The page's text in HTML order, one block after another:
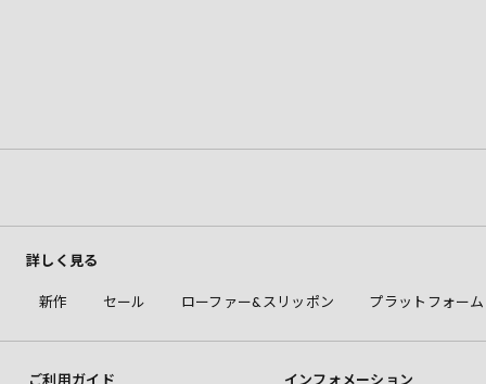
詳しく見る
新作 セール ローファー&スリッポン プラットフォー
ご利用ガイド インフォメーション